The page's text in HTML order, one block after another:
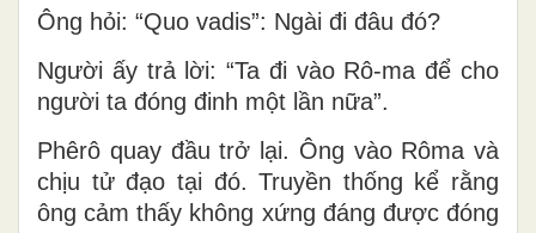
Ông hỏi: “Quo vadis”: Ngài đi đâu đó?
Người ấy trả lời: “Ta đi vào Rô-ma để cho
người ta đóng đinh một lần nữa”.
Phêrô quay đầu trở lại. Ông vào Rôma và
chịu tử đạo tại đó. Truyền thống kể rằng
ông cảm thấy không xứng đáng được đóng